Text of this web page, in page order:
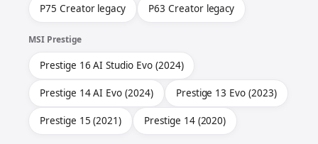
P75 Creator legacy P63 Creator legacy
MSI Prestige
Prestige 16 AI Studio Evo (2024)
Prestige 14 AI Evo (2024) Prestige 13 Evo (2023)
Prestige 15 (2021) Prestige 14 (2020)